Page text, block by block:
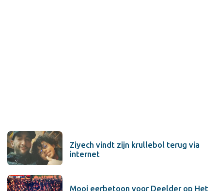
Ziyech vindt zijn krullebol terug via
internet
Mooi eerbetoon voor Deelder op Het